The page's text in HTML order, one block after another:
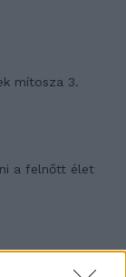
mítosza 3.
a felnőtt élet